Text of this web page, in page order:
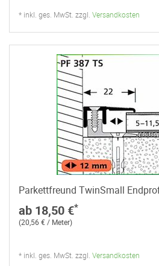
* inkl. ges. MwSt. zzgl. Versandkosten
Parkettfreund TwinSmall
ab 18,50 €*
(20,56 € / Meter)
* inkl. ges. MwSt. zzgl. Versandkosten